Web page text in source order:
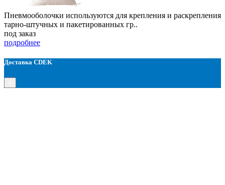
Пневмооболочки используются для крепления и раскрепления
тарно-штучных и пакетированных гр..
под заказ
подробнее
Доставка CDEK